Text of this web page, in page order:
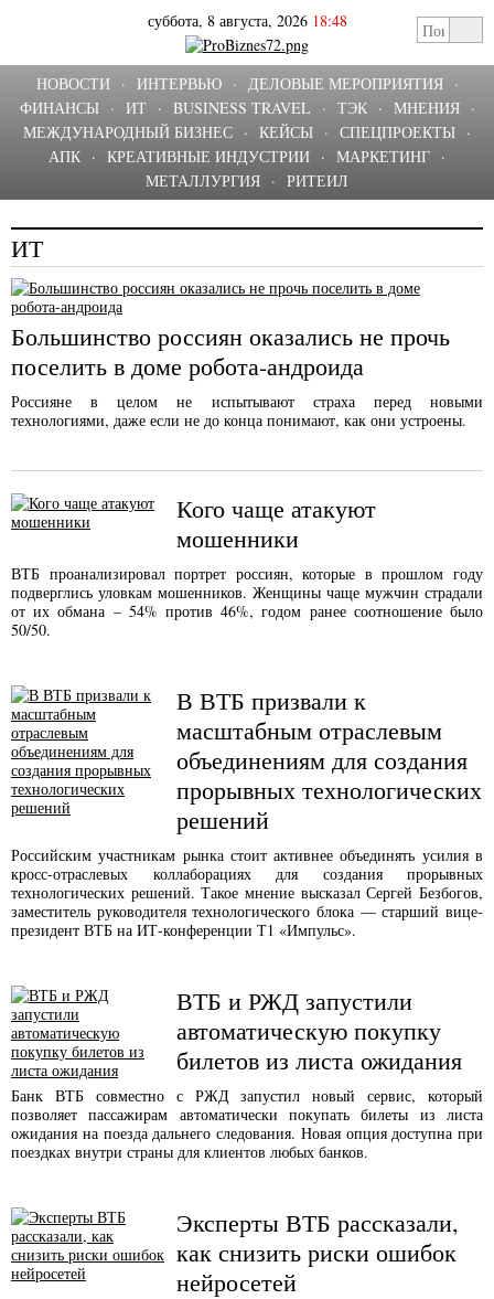
суббота, 8 августа, 2026 18:48
НОВОСТИ · ИНТЕРВЬЮ · ДЕЛОВЫЕ МЕРОПРИЯТИЯ
·
ФИНАНСЫ
· ИТ · BUSINESS TRAVEL · ТЭК · МНЕНИЯ
·
МЕЖДУНАРОДНЫЙ БИЗНЕС · КЕЙСЫ · СПЕЦПРОЕКТЫ ·
АПК · КРЕАТИВНЫЕ ИНДУСТРИИ · МАРКЕТИНГ ·
МЕТАЛЛУРГИЯ · РИТЕИЛ
ИТ
Большинство россиян оказались не прочь
поселить в доме робота-андроида
Россияне в целом не испытывают страха перед новыми
технологиями, даже если не до конца понимают, как они устроены.
Кого чаще атакуют
мошенники
ВТБ проанализировал портрет россиян, которые в прошлом году
подверглись уловкам мошенников. Женщины чаще мужчин страдали
от их обмана – 54% против 46%, годом ранее соотношение было
50/50.
В ВТБ призвали к
масштабным отраслевым
объединениям для создания
прорывных технологических
решений
Российским участникам рынка стоит активнее объединять усилия в
кросс-отраслевых коллаборациях для создания прорывных
технологических решений. Такое мнение высказал Сергей Безбогов,
заместитель руководителя технологического блока — старший вице-
президент ВТБ на ИТ-конференции Т1 «Импульс».
ВТБ и РЖД запустили
автоматическую покупку
билетов из листа ожидания
Банк ВТБ совместно с РЖД запустил новый сервис, который
позволяет пассажирам автоматически покупать билеты из листа
ожидания на поезда дальнего следования. Новая опция доступна при
поездках внутри страны для клиентов любых банков.
Эксперты ВТБ рассказали,
как снизить риски ошибок
нейросетей